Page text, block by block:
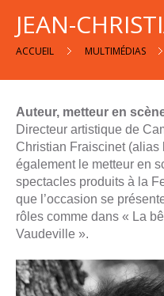
JEAN-
ACCUEIL MULTIMÉDIAS
Auteur, metteur en
Directeur artistique de
Christian Fraiscinet (alias
également le metteur en
spectacles produits à la
que l’occasion se
rôles comme dans « La
Vaudeville ».